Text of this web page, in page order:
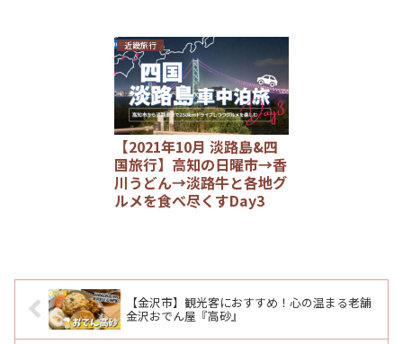
近畿旅行
【2021年10月 淡路島&四
国旅行】高知の日曜市→香
川うどん→淡路牛と各地グ
ルメを食べ尽くすDay3
【金沢市】観光客におすすめ！心の温まる老舗
金沢おでん屋『高砂』